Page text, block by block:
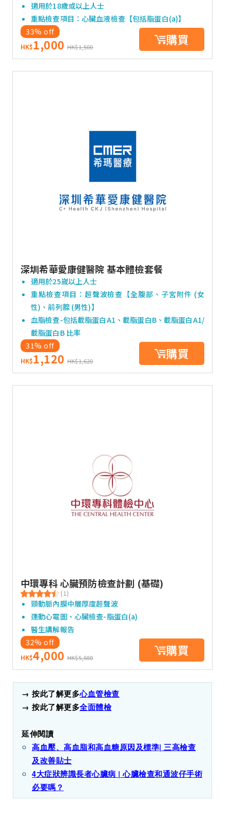
適用於18歲或以上人士
重點檢查項目：心臟血液檢查【包括脂蛋白(a)】
33% off
HK$1,000 HK$1,500 購買
深圳希華愛康健醫院 基本體檢套餐
適用於25嵗以上人士
重點檢查項目：超聲波檢查【全腹部、子宮附件 (女
性)、前列腺 (男性)】
血脂檢查-包括載脂蛋白A1、載脂蛋白B、載脂蛋白A1/
載脂蛋白B 比率
31% off
HK$1,120 HK$1,620 購買
中環專科 心臟預防檢查計劃 (基礎)
(1)
頸動脈內膜中層厚度超聲波
運動心電圖、心臟檢查-脂蛋白(a)
醫生講解報告
32% off
HK$4,000 HK$5,880 購買
→ 按此了解更多心血管檢查
→ 按此了解更多全面體檢
延伸閱讀
高血壓、高血脂和高血糖原因及標準| 三高檢查
及改善貼士
4大症狀辨識長者心臟病 | 心臟檢查和通波仔手術
必要嗎？